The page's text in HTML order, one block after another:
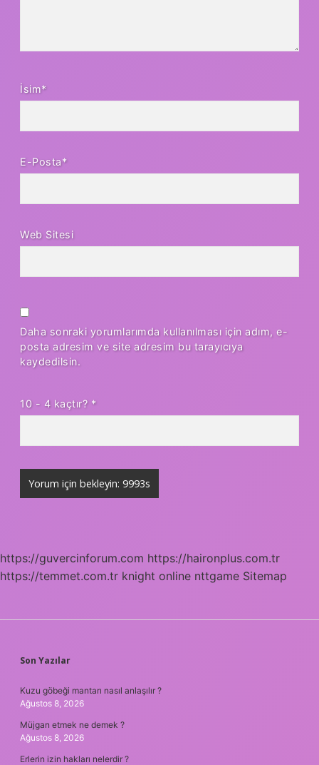
İsim*
E-Posta*
Web Sitesi
Daha sonraki yorumlarımda kullanılması için adım, e-
posta adresim ve site adresim bu tarayıcıya
kaydedilsin.
10 - 4 kaçtır? *
https://guvercinforum.com https://haironplus.com.tr
https://temmet.com.tr knight online nttgame Sitemap
SIDEBAR
Son Yazılar
Kuzu göbeği mantarı nasıl anlaşılır ?
Ağustos 8, 2026
Müjgan etmek ne demek ?
Ağustos 8, 2026
Erlerin izin hakları nelerdir ?